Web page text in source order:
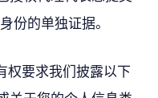
份的单独证据。
权要求我们披露以下